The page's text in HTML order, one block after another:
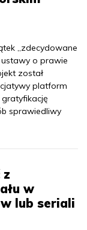
„zdecydowane
o prawie
został
platform
sprawiedliwy
z
w
lub seriali